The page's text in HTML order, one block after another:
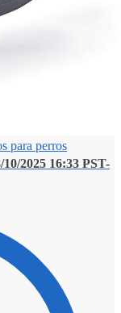
para perros
2025 16:33 PST-